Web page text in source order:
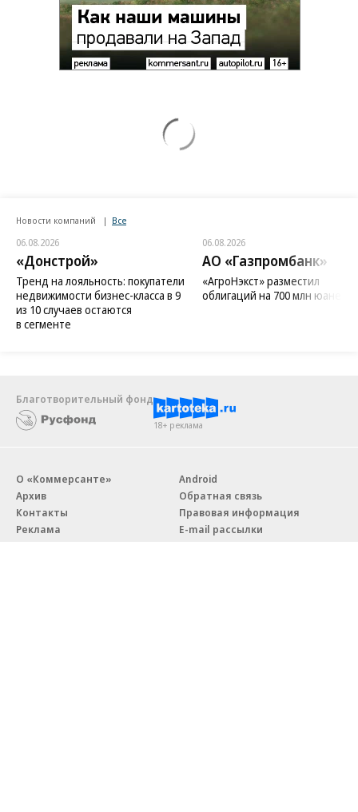
Новости компаний Все
06.08.2026
«Донстрой»
Тренд на лояльность: покупатели
недвижимости бизнес-класса в 9
из 10 случаев остаются
в сегменте
06.08.2026
АО «Газпромбанк»
«АгроНэкст» разместил
облигаций на 700 млн юаней
Благотворительный фонд
18+ реклама
О «Коммерсанте»
Архив
Контакты
Реклама
Android
Обратная связь
Правовая информация
E-mail рассылки